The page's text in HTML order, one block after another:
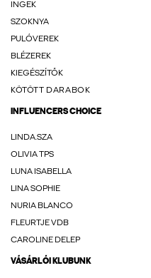
INGEK
SZOKNYA
PULÓVEREK
BLÉZEREK
KIEGÉSZÍTŐK
KÖTÖTT DARABOK
INFLUENCERS CHOICE
LINDA.SZA
OLIVIA TPS
LUNA ISABELLA
LINA SOPHIE
NURIA BLANCO
FLEURTJE VDB
CAROLINE DELEP
VÁSÁRLÓI KLUBUNK